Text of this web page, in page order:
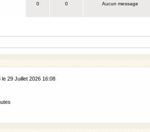
0 0 Aucun message
le 29 Juillet 2026 16:08